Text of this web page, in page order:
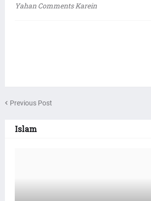
Yahan Comments Karein
Previous Post
Islam